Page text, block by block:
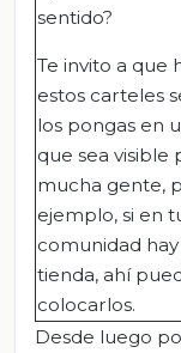
sentido?
Te invito a que
estos carteles
los pongas en
que sea visible
mucha gente,
ejemplo, si en
comunidad
tienda, ahí
colocarlos.
Desde luego